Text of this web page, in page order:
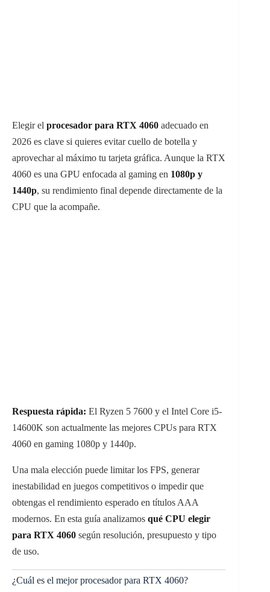
Elegir el procesador para RTX 4060 adecuado en
2026 es clave si quieres evitar cuello de botella y
aprovechar al máximo tu tarjeta gráfica. Aunque la RTX
4060 es una GPU enfocada al gaming en 1080p y
1440p, su rendimiento final depende directamente de la
CPU que la acompañe.
Respuesta rápida: El Ryzen 5 7600 y el Intel Core i5-
14600K son actualmente las mejores CPUs para RTX
4060 en gaming 1080p y 1440p.
Una mala elección puede limitar los FPS, generar
inestabilidad en juegos competitivos o impedir que
obtengas el rendimiento esperado en títulos AAA
modernos. En esta guía analizamos qué CPU elegir
para RTX 4060 según resolución, presupuesto y tipo
de uso.
¿Cuál es el mejor procesador para RTX 4060?